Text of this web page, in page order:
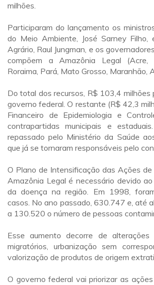
milhões.
Participaram do lançamento os
do Meio Ambiente, José Sarney Filho,
Agrário, Raul Jungman, e os
compõem a Amazônia Legal (Acre,
Roraima, Pará, Mato Grosso, Maranhão,
Do total dos recursos, R$ 103,4
governo federal. O restante (R$ 42,3
Financeiro de Epidemiologia e
contrapartidas municipais e
repassado pelo Ministério da Saúde
que já se tornaram responsáveis pelo
O Plano de Intensificação das Ações
Amazônia Legal é necessário devido
da doença na região. Em 1998,
casos. No ano passado, 630.747 e, até
a 130.520 o número de pessoas
Esse aumento decorre de alterações
migratórios, urbanização sem
valorização de produtos de origem
O governo federal vai priorizar as